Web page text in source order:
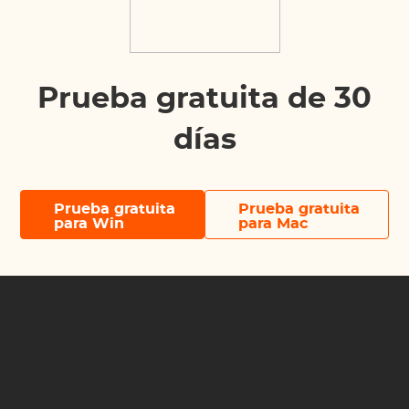
Prueba gratuita de 30
días
Prueba gratuita
para Win
Prueba gratuita
para Mac